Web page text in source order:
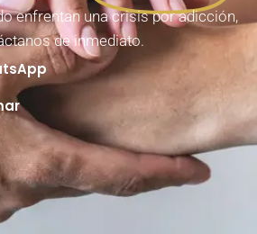
enfrentan una crisis por adicción,
de inmediato.